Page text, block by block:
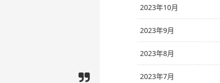
2023年10月
2023年9月
2023年8月
2023年7月